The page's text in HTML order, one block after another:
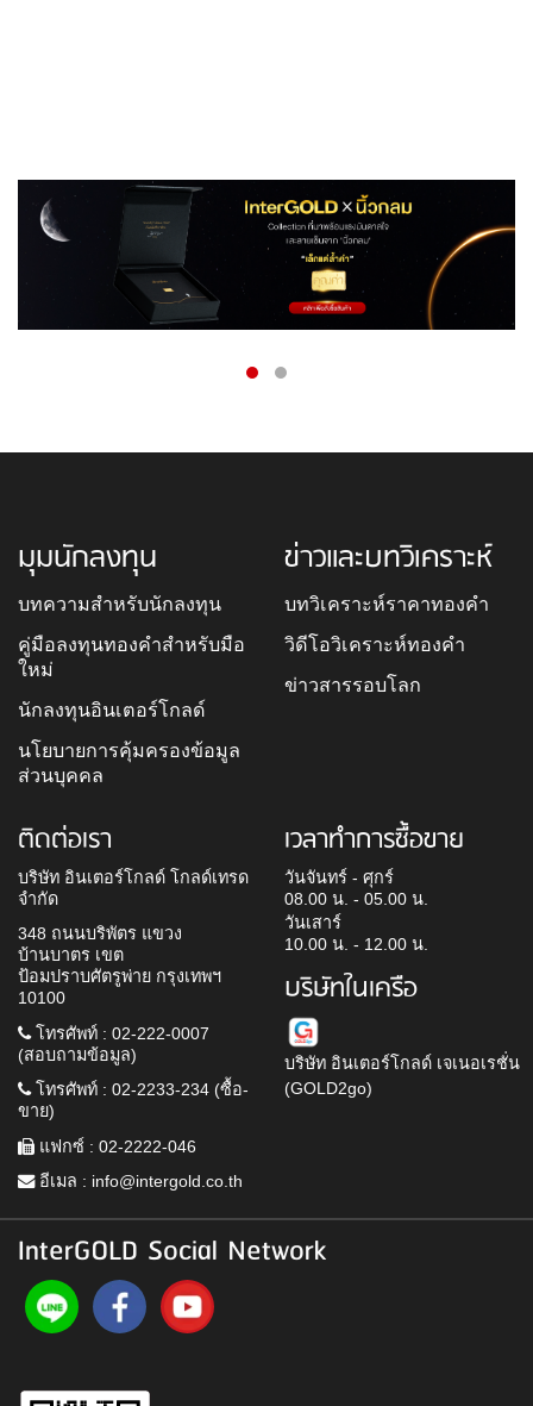
มุมนักลงทุน
บทความสำหรับนักลงทุน
คู่มือลงทุนทองคำสำหรับมือ
ใหม่
นักลงทุนอินเตอร์โกลด์
นโยบายการคุ้มครองข้อมูล
ส่วนบุคคล
ข่าวและบทวิเคราะห์
บทวิเคราะห์ราคาทองคำ
วิดีโอวิเคราะห์ทองคำ
ข่าวสารรอบโลก
ติดต่อเรา
บริษัท อินเตอร์โกลด์ โกลด์เทรด
จำกัด
348 ถนนบริพัตร แขวง
บ้านบาตร เขต
ป้อมปราบศัตรูพ่าย กรุงเทพฯ
10100
โทรศัพท์ : 02-222-0007
(สอบถามข้อมูล)
โทรศัพท์ : 02-2233-234 (ซื้อ-
ขาย)
แฟกซ์ : 02-2222-046
อีเมล : info@intergold.co.th
เวลาทำการซื้อขาย
วันจันทร์ - ศุกร์
08.00 น. - 05.00 น.
วันเสาร์
10.00 น. - 12.00 น.
บริษัทในเครือ
บริษัท อินเตอร์โกลด์ เจเนอเรชั่น
(GOLD2go)
InterGOLD Social Network